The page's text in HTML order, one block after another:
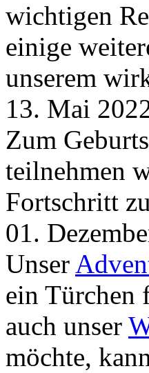
wichtigen
einige
unserem
13. Mai
Zum
teilnehmen
Fortschritt
01.
Unser
ein Türchen
auch unser
möchte,